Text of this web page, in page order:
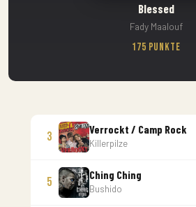
Blessed
Fady Maalouf
175 Punkte
3
Verrockt / Camp Rock
Killerpilze
5
Ching Ching
Bushido